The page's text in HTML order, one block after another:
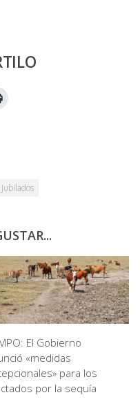
Jubilados
El Gobierno
«medidas
para los
por la sequía